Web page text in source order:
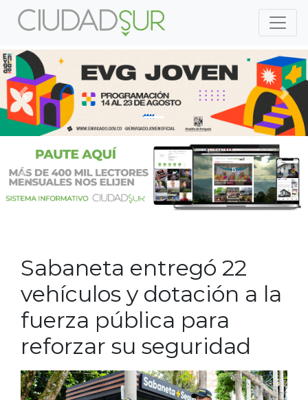
Previous
Previous
Sabaneta entregó 22
vehículos y dotación a la
fuerza pública para
reforzar su seguridad